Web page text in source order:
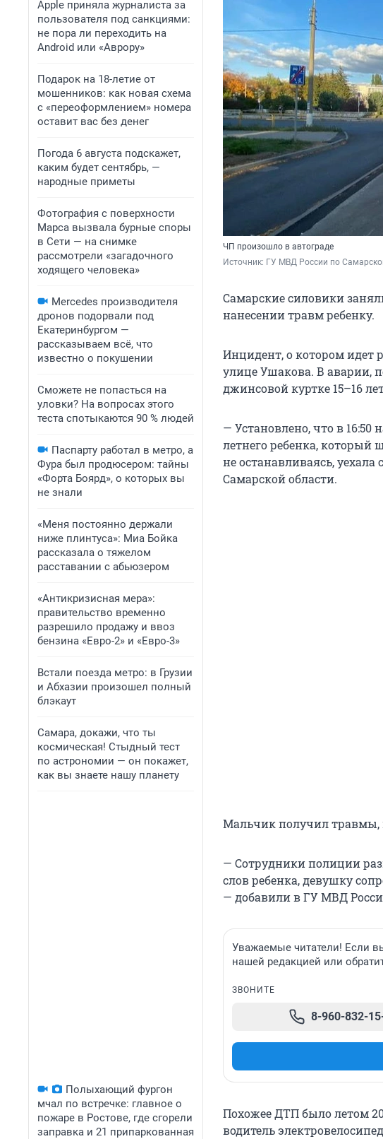
Apple приняла журналиста за
пользователя под санкциями:
не пора ли переходить на
Android или «Аврору»
Подарок на 18-летие от
мошенников: как новая схема
с «переоформлением» номера
оставит вас без денег
Погода 6 августа подскажет,
каким будет сентябрь, —
народные приметы
Фотография с поверхности
Марса вызвала бурные споры
в Сети — на снимке
рассмотрели «загадочного
ходящего человека»
Mercedes производителя
дронов подорвали под
Екатеринбургом —
рассказываем всё, что
известно о покушении
Сможете не попасться на
уловки? На вопросах этого
теста спотыкаются 90 % людей
Паспарту работал в метро, а
Фура был продюсером: тайны
«Форта Боярд», о которых вы
не знали
«Меня постоянно держали
ниже плинтуса»: Миа Бойка
рассказала о тяжелом
расставании с абьюзером
«Антикризисная мера»:
правительство временно
разрешило продажу и ввоз
бензина «Евро-2» и «Евро-3»
Встали поезда метро: в Грузии
и Абхазии произошел полный
блэкаут
Самара, докажи, что ты
космическая! Стыдный тест
по астрономии — он покажет,
как вы знаете нашу планету
Полыхающий фургон
мчал по встречке: главное о
пожаре в Ростове, где сгорели
заправка и 21 припаркованная
ЧП произошло в автограде
Источник: ГУ МВД России по
Самарские силовики
нанесении травм ребенку.
Инцидент, о котором идет
улице Ушакова. В аварии,
джинсовой куртке 15–16
— Установлено, что в 16:50
летнего ребенка, который
не останавливаясь,
Самарской области.
Мальчик получил травмы,
— Сотрудники полиции
слов ребенка, девушку
— добавили в ГУ МВД
Уважаемые читатели! Если
нашей редакцией или
ЗВОНИТЕ
8-960-832-
Похожее ДТП было летом
водитель